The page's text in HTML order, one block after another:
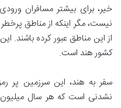
خیر، برای بیشتر مسافران
نیست، مگر اینکه از مناطق
از این مناطق عبور کرده
کشور هند است.
سفر به هند، این سرزمین پر
نشدنی است که هر سال